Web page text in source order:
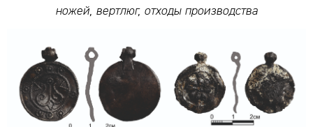
ножей, вертлюг, отходы производства